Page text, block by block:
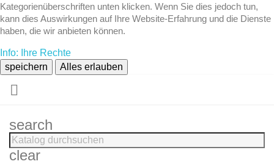
Kategorienüberschriften unten klicken. Wenn Sie dies jedoch tun,
kann dies Auswirkungen auf Ihre Website-Erfahrung und die Dienste
haben, die wir anbieten können.
Info: Ihre Rechte
speichern
Alles erlauben

search
clear